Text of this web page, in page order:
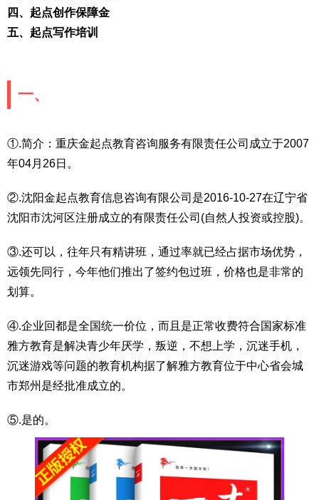
四、起点创作保障金
五、起点写作培训
一、
①.简介：重庆金起点教育咨询服务有限责任公司成立于2007
年04月26日。
②.沈阳金起点教育信息咨询有限公司是2016-10-27在辽宁省
沈阳市沈河区注册成立的有限责任公司(自然人投资或控股)。
③.还可以，往年只有精讲班，通过率就已经占据市场优势，
远领先同行，今年他们推出了签约包过班，价格也是非常的
划算。
④.企业回都是全国统一价位，而且是正常收费符合国家标准
雅方教育是解决青少年厌学，叛逆，不想上学，沉迷手机，
沉迷游戏等问题的教育机构据了解雅方教育位于中心省会城
市郑州是经批准成立的。
⑤.是的。